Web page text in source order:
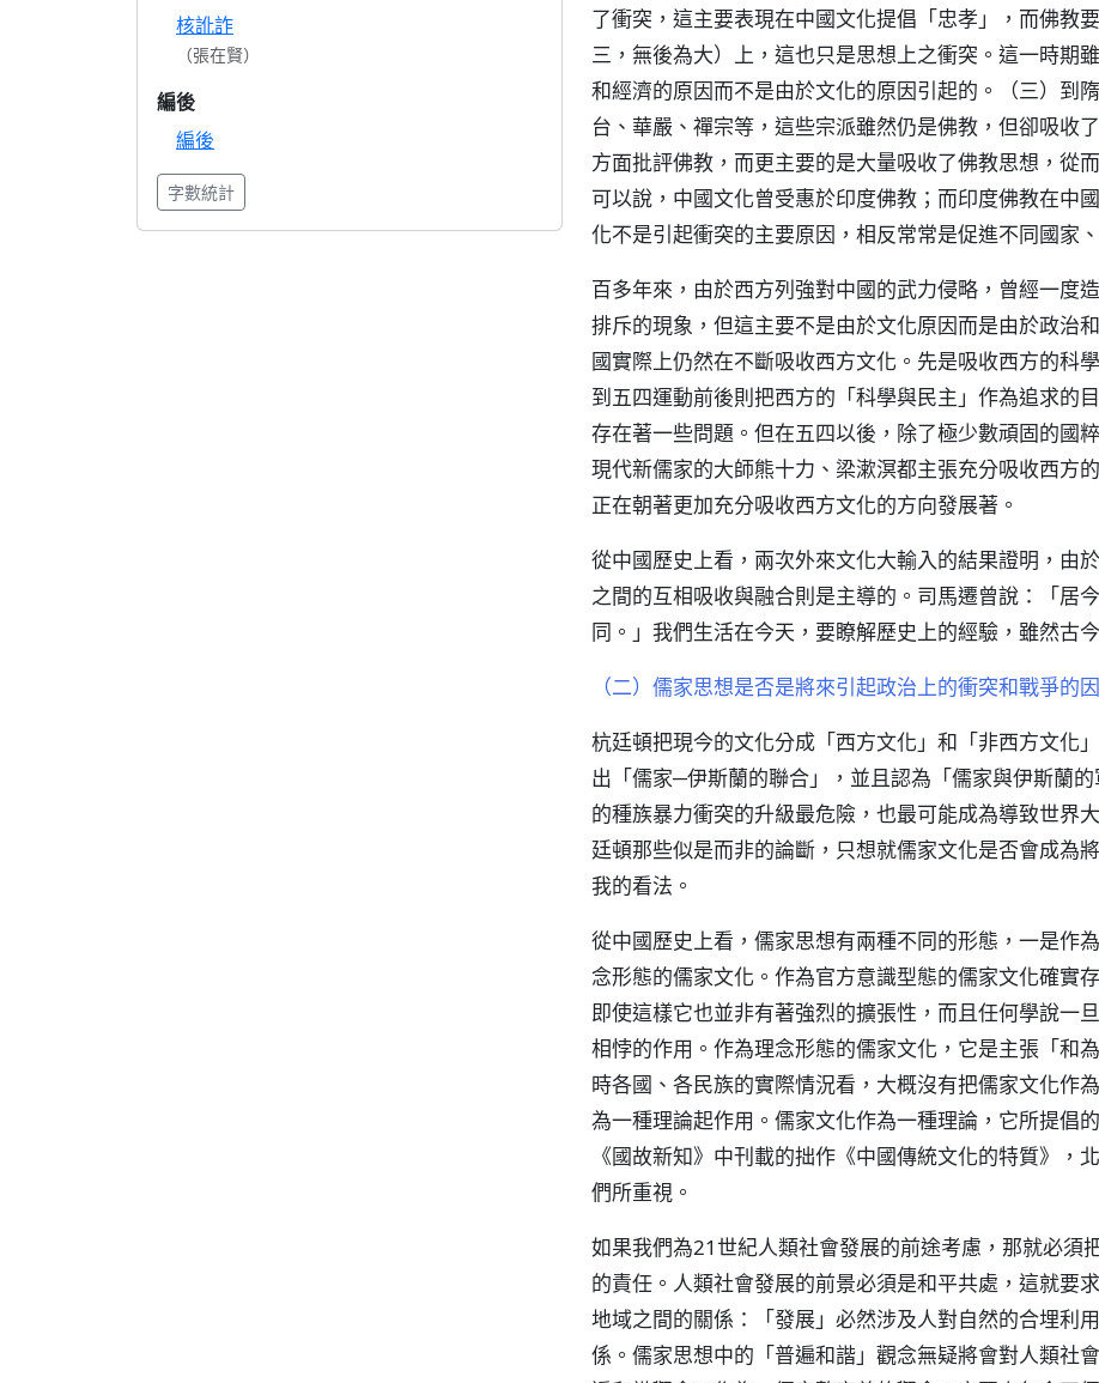
核訛詐
（張在賢）
編後
編後
字數統計
了衝突，這主要表現在中國文化提倡「忠孝」，而佛教
三，無後為大）上，這也只是思想上之衝突。這一時期
和經濟的原因而不是由於文化的原因引起的。（三）到
台、華嚴、禪宗等，這些宗派雖然仍是佛教，但卻吸收
方面批評佛教，而更主要的是大量吸收了佛教思想，從
可以說，中國文化曾受惠於印度佛教；而印度佛教在中
化不是引起衝突的主要原因，相反常常是促進不同國家
百多年來，由於西方列強對中國的武力侵略，曾經一度
排斥的現象，但這主要不是由於文化原因而是由於政治
國實際上仍然在不斷吸收西方文化。先是吸收西方的科
到五四運動前後則把西方的「科學與民主」作為追求的
存在著一些問題。但在五四以後，除了極少數頑固的國
現代新儒家的大師熊十力、梁漱溟都主張充分吸收西方
正在朝著更加充分吸收西方文化的方向發展著。
從中國歷史上看，兩次外來文化大輸入的結果證明，由
之間的互相吸收與融合則是主導的。司馬遷曾說：「居
同。」我們生活在今天，要瞭解歷史上的經驗，雖然古
（二）儒家思想是否是將來引起政治上的衝突和戰爭的
杭廷頓把現今的文化分成「西方文化」和「非西方文化
出「儒家─伊斯蘭的聯合」，並且認為「儒家與伊斯蘭
的種族暴力衝突的升級最危險，也最可能成為導致世界
廷頓那些似是而非的論斷，只想就儒家文化是否會成為
我的看法。
從中國歷史上看，儒家思想有兩種不同的形態，一是作
念形態的儒家文化。作為官方意識型態的儒家文化確實
即使這樣它也並非有著強烈的擴張性，而且任何學說一
相悖的作用。作為理念形態的儒家文化，它是主張「和
時各國、各民族的實際情況看，大概沒有把儒家文化作
為一種理論起作用。儒家文化作為一種理論，它所提倡
《國故新知》中刊載的拙作《中國傳統文化的特質》
們所重視。
如果我們為21世紀人類社會發展的前途考慮，那就必須
的責任。人類社會發展的前景必須是和平共處，這就要
地域之間的關係：「發展」必然涉及人對自然的合埋利
係。儒家思想中的「普遍和諧」觀念無疑將會對人類社